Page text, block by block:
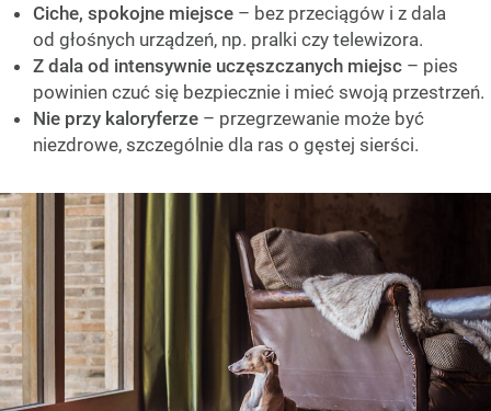
Ciche, spokojne miejsce – bez przeciągów i z dala
od głośnych urządzeń, np. pralki czy telewizora.
Z dala od intensywnie uczęszczanych miejsc – pies
powinien czuć się bezpiecznie i mieć swoją przestrzeń.
Nie przy kaloryferze – przegrzewanie może być
niezdrowe, szczególnie dla ras o gęstej sierści.